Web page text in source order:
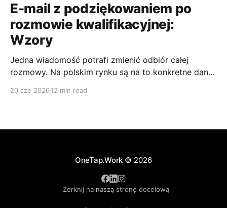
E-mail z podziękowaniem po
rozmowie kwalifikacyjnej:
Wzory
Jedna wiadomość potrafi zmienić odbiór całej
rozmowy. Na polskim rynku są na to konkretne dane:
20 cze 2026 12 min read
OneTap.Work © 2026
Zerknij na naszą stronę docelową